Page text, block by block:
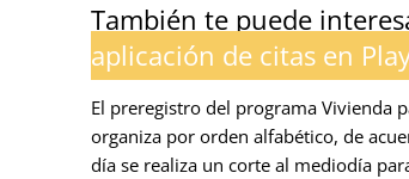
También te puede
aplicación de citas en
El preregistro del programa Vivienda
organiza por orden alfabético, de
día se realiza un corte al mediodía